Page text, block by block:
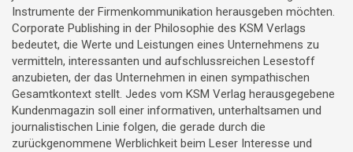
Instrumente der Firmenkommunikation herausgeben möchten.
Corporate Publishing in der Philosophie des KSM Verlags
bedeutet, die Werte und Leistungen eines Unternehmens zu
vermitteln, interessanten und aufschlussreichen Lesestoff
anzubieten, der das Unternehmen in einen sympathischen
Gesamtkontext stellt. Jedes vom KSM Verlag herausgegebene
Kundenmagazin soll einer informativen, unterhaltsamen und
journalistischen Linie folgen, die gerade durch die
zurückgenommene Werblichkeit beim Leser Interesse und